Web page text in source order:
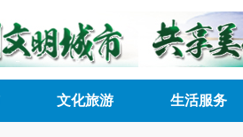
文化旅游 生活服务